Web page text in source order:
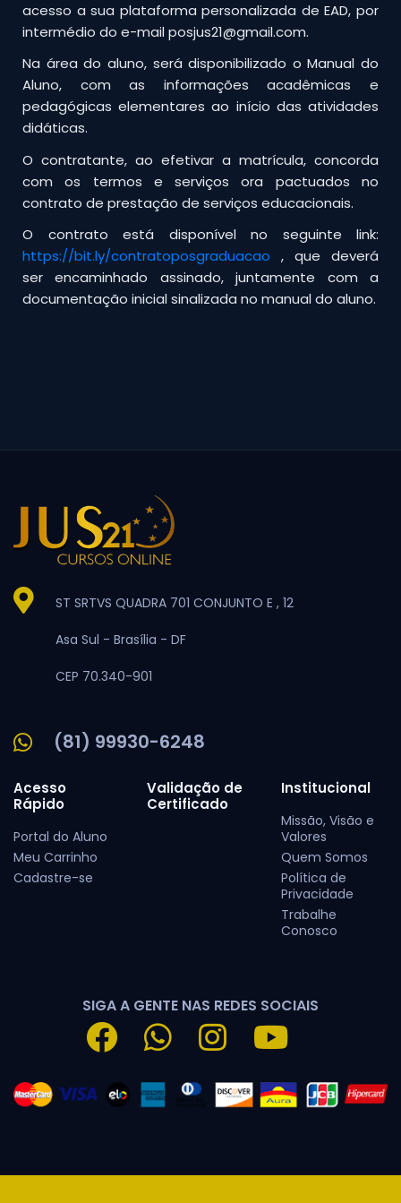
acesso a sua plataforma personalizada de EAD, por
intermédio do e-mail posjus21@gmail.com.
Na área do aluno, será disponibilizado o Manual do
Aluno, com as informações acadêmicas e
pedagógicas elementares ao início das atividades
didáticas.
O contratante, ao efetivar a matrícula, concorda
com os termos e serviços ora pactuados no
contrato de prestação de serviços educacionais.
O contrato está disponível no seguinte link:
https://bit.ly/contratoposgraduacao , que deverá
ser encaminhado assinado, juntamente com a
documentação inicial sinalizada no manual do aluno.
ST SRTVS QUADRA 701 CONJUNTO E , 12
Asa Sul - Brasília - DF
CEP 70.340-901
(81) 99930-6248
Acesso
Rápido
Portal do Aluno
Meu Carrinho
Cadastre-se
Validação de
Certificado
Institucional
Missão, Visão e
Valores
Quem Somos
Política de
Privacidade
Trabalhe
Conosco
SIGA A GENTE NAS REDES SOCIAIS